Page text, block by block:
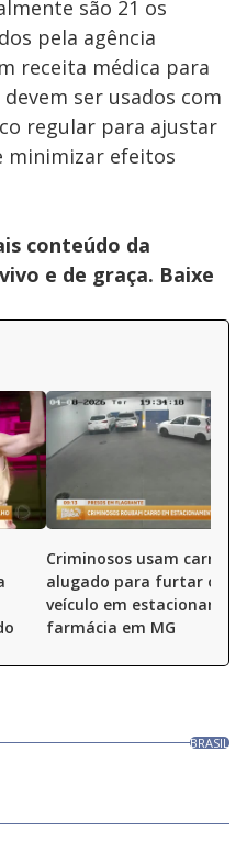
são 21 os
pela agência
receita médica para
ser usados com
regular para ajustar
minimizar efeitos
conteúdo da
e de graça. Baixe
Criminosos usam carro
alugado para furtar
veículo em
farmácia em MG
BRASIL